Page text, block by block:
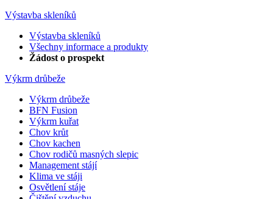
Výstavba skleníků
Výstavba skleníků
Všechny informace a produkty
Žádost o prospekt
Výkrm drůbeže
Výkrm drůbeže
BFN Fusion
Výkrm kuřat
Chov krůt
Chov kachen
Chov rodičů masných slepic
Management stájí
Klima ve stáji
Osvětlení stáje